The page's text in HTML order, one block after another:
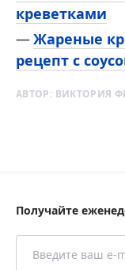
креветками
Жареные
рецепт с
АВТОР: ВИКТОРИЯ
Получайте